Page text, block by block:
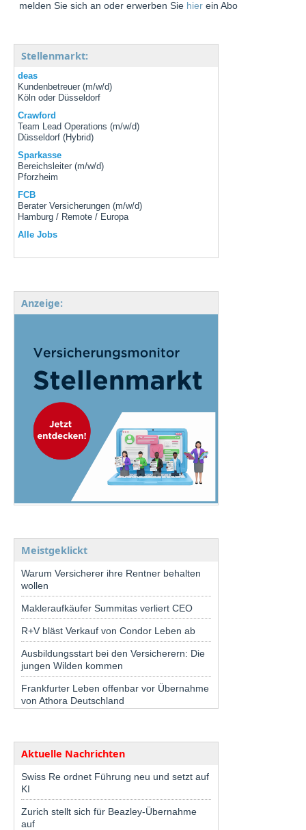
melden Sie sich an oder erwerben Sie hier ein Abo
Stellenmarkt:
deas
Kundenbetreuer (m/w/d)
Köln oder Düsseldorf
Crawford
Team Lead Operations (m/w/d)
Düsseldorf (Hybrid)
Sparkasse
Bereichsleiter (m/w/d)
Pforzheim
FCB
Berater Versicherungen (m/w/d)
Hamburg / Remote / Europa
Alle Jobs
Anzeige:
Meistgeklickt
Warum Versicherer ihre Rentner behalten
wollen
Makleraufkäufer Summitas verliert CEO
R+V bläst Verkauf von Condor Leben ab
Ausbildungsstart bei den Versicherern: Die
jungen Wilden kommen
Frankfurter Leben offenbar vor Übernahme
von Athora Deutschland
Aktuelle Nachrichten
Swiss Re ordnet Führung neu und setzt auf
KI
Zurich stellt sich für Beazley-Übernahme
auf